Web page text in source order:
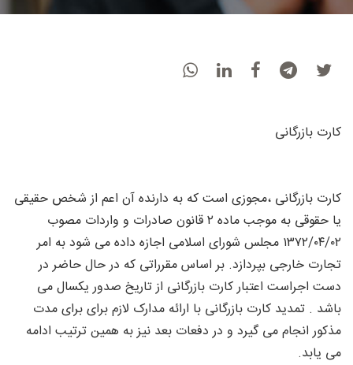
کارت بازرگانی
کارت بازرگانی ،مجوزی است که به دارنده آن اعم از شخص حقیقی
یا حقوقی به موجب ماده ۲ قانون صادرات و واردات مصوب
۱۳۷۲/۰۴/۰۲ مجلس شورای اسلامی اجازه داده می شود به امر
تجارت خارجی بپردازد. بر اساس مقرراتی که در حال حاضر در
دست اجراست اعتبار کارت بازرگانی از تاریخ صدور یکسال می
باشد . تمدید کارت بازرگانی با ارائه مدارک لازم برای برای مدت
مذکور انجام می گیرد و در دفعات بعد نیز به همین ترتیب ادامه
می یابد.